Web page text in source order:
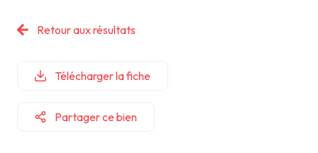
Ventes
Estimation
Retour aux résultats
Télécharger la fiche
Partager ce bien